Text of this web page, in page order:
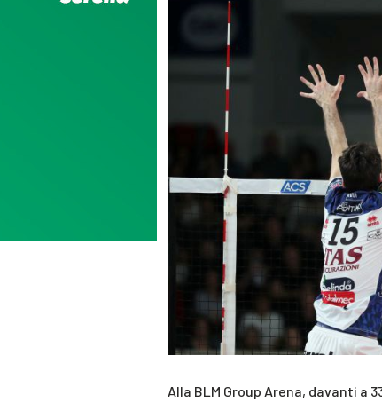
Alla BLM Group Arena, davanti a